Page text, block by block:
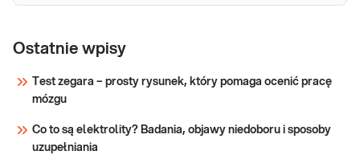
Ostatnie wpisy
Test zegara – prosty rysunek, który pomaga ocenić pracę
mózgu
Co to są elektrolity? Badania, objawy niedoboru i sposoby
uzupełniania